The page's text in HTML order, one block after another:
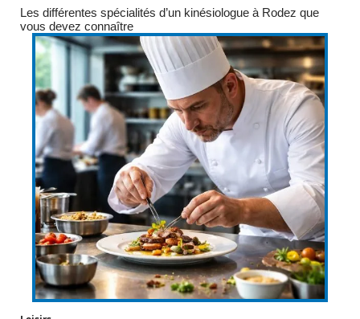
Les différentes spécialités d’un kinésiologue à Rodez que
vous devez connaître